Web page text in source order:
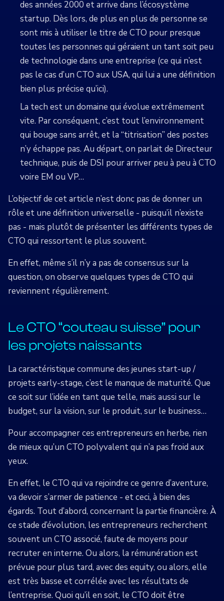
des années 2000 et arrive dans l’écosystème
startup. Dès lors, de plus en plus de personne se
sont mis à utiliser le titre de CTO pour presque
toutes les personnes qui géraient un tant soit peu
de technologie dans une entreprise (ce qui n’est
pas le cas d’un CTO aux USA, qui lui a une définition
bien plus précise qu’ici).
La tech est un domaine qui évolue extrêmement
vite. Par conséquent, c’est tout l’environnement
qui bouge sans arrêt, et la “titrisation” des postes
n’y échappe pas. Au départ, on parlait de Directeur
technique, puis de DSI pour arriver peu à peu à CTO
voire EM ou VP…
L’objectif de cet article n’est donc pas de donner un
rôle et une définition universelle - puisqu’il n’existe
pas - mais plutôt de présenter les différents types de
CTO qui ressortent le plus souvent.
En effet, même s’il n’y a pas de consensus sur la
question, on observe quelques types de CTO qui
reviennent régulièrement.
Le CTO “couteau suisse” pour
les projets naissants
La caractéristique commune des jeunes start-up /
projets early-stage, c’est le manque de maturité. Que
ce soit sur l’idée en tant que telle, mais aussi sur le
budget, sur la vision, sur le produit, sur le business…
Pour accompagner ces entrepreneurs en herbe, rien
de mieux qu’un CTO polyvalent qui n’a pas froid aux
yeux.
En effet, le CTO qui va rejoindre ce genre d’aventure,
va devoir s’armer de patience - et ceci, à bien des
égards. Tout d’abord, concernant la partie financière. À
ce stade d’évolution, les entrepreneurs recherchent
souvent un CTO associé, faute de moyens pour
recruter en interne. Ou alors, la rémunération est
prévue pour plus tard, avec des equity, ou alors, elle
est très basse et corrélée avec les résultats de
l’entreprise. Quoi qu’il en soit, le CTO doit être